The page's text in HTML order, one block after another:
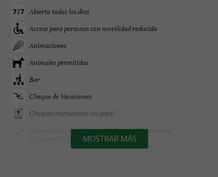
Abierto todos los días
Acceso para personas con movilidad reducida
Animaciones
Animales permitidos
Bar
Cheque de Vacaciones
Cheques restaurante sin papel
Chèques Vacances Connect (Cheque de Vacaciones
MOSTRAR MÁS